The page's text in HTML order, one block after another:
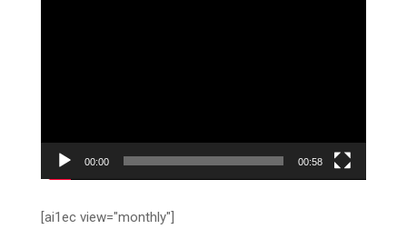
00:00 00:58
[ai1ec view="monthly"]